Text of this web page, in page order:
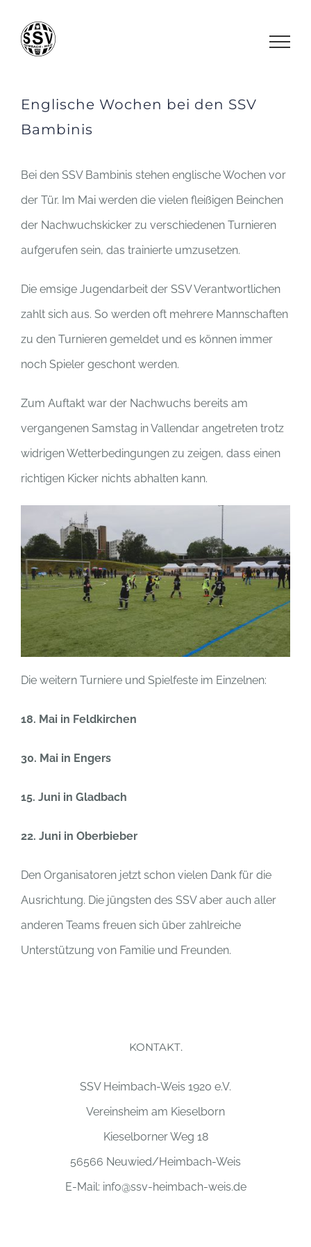
Inhalt
Englische Wochen bei den SSV
Bambinis
Bei den SSV Bambinis stehen englische Wochen vor
der Tür. Im Mai werden die vielen fleißigen Beinchen
der Nachwuchskicker zu verschiedenen Turnieren
aufgerufen sein, das trainierte umzusetzen.
Die emsige Jugendarbeit der SSV Verantwortlichen
zahlt sich aus. So werden oft mehrere Mannschaften
zu den Turnieren gemeldet und es können immer
noch Spieler geschont werden.
Zum Auftakt war der Nachwuchs bereits am
vergangenen Samstag in Vallendar angetreten trotz
widrigen Wetterbedingungen zu zeigen, dass einen
richtigen Kicker nichts abhalten kann.
Die weitern Turniere und Spielfeste im Einzelnen:
18. Mai in Feldkirchen
30. Mai in Engers
15. Juni in Gladbach
22. Juni in Oberbieber
Den Organisatoren jetzt schon vielen Dank für die
Ausrichtung. Die jüngsten des SSV aber auch aller
anderen Teams freuen sich über zahlreiche
Unterstützung von Familie und Freunden.
KONTAKT.
SSV Heimbach-Weis 1920 e.V.
Vereinsheim am Kieselborn
Kieselborner Weg 18
56566 Neuwied/Heimbach-Weis
E-Mail: info@ssv-heimbach-weis.de